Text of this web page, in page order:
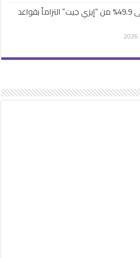
“أبولو” تستحوذ على 49.9% من “إيزي جيت” التزاماً بقواعد